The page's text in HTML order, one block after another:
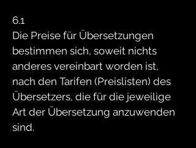
6.1
Die Preise für Übersetzungen
bestimmen sich, soweit nichts
anderes vereinbart worden ist,
nach den Tarifen (Preislisten) des
Übersetzers, die für die jeweilige
Art der Übersetzung anzuwenden
sind.